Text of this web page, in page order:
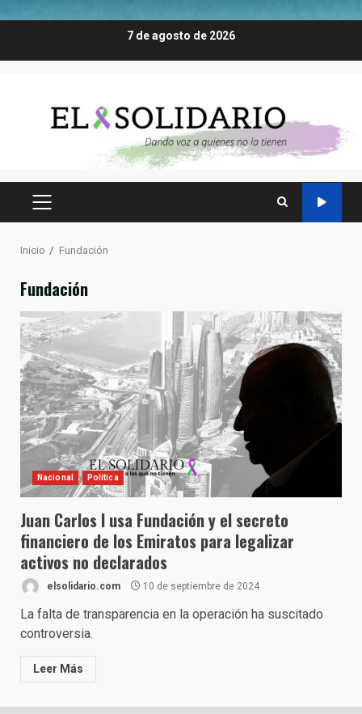
7 de agosto de 2026
MENÚ
Inicio Fundación
Fundación
Nacional Política
Juan Carlos I usa Fundación y el secreto
financiero de los Emiratos para legalizar
activos no declarados
elsolidario.com 10 de septiembre de 2024
La falta de transparencia en la operación ha suscitado
controversia.
Leer Más